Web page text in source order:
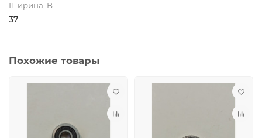
Ширина, B
37
Похожие товары